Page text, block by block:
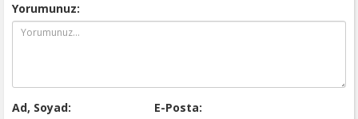
Yorumunuz:
Ad, Soyad: E-Posta: